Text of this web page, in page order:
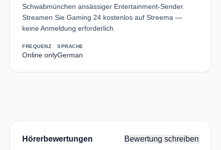
Schwabmünchen ansässiger Entertainment-Sender.
Streamen Sie Gaming 24 kostenlos auf Streema —
keine Anmeldung erforderlich.
FREQUENZ
Online only
SPRACHE
German
Hörerbewertungen Bewertung schreiben